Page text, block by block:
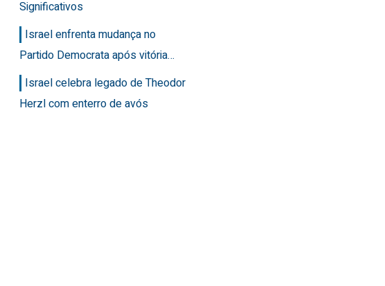
Significativos
Israel enfrenta mudança no
Partido Democrata após vitória…
Israel celebra legado de Theodor
Herzl com enterro de avós